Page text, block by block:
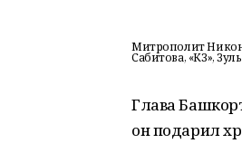
Митрополит Никон
Сабитова, «КЗ»,
Глава
он подарил